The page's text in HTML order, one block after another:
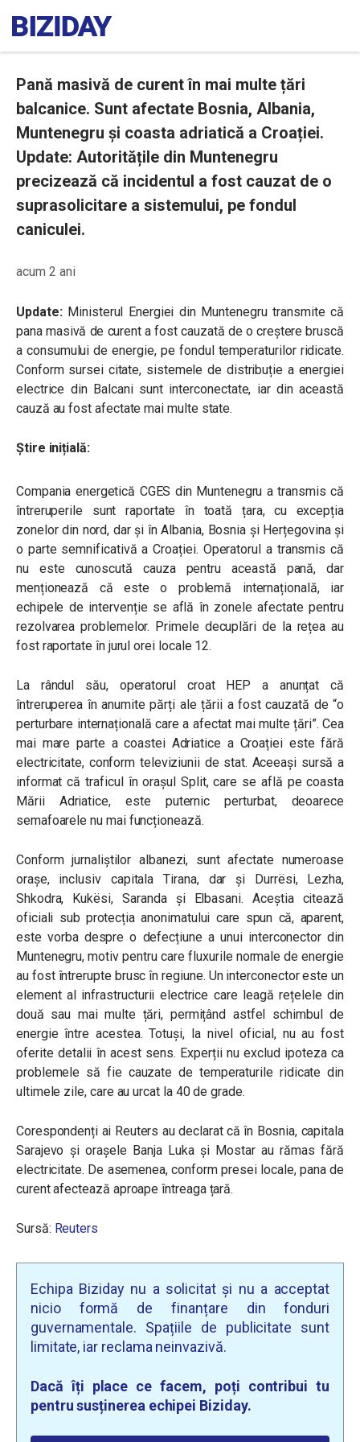
Pană masivă de curent în mai multe țări
balcanice. Sunt afectate Bosnia, Albania,
Muntenegru și coasta adriatică a Croației.
Update: Autoritățile din Muntenegru
precizează că incidentul a fost cauzat de o
suprasolicitare a sistemului, pe fondul
caniculei.
acum 2 ani
Update:Ministerul Energiei din Muntenegru transmite că
pana masivă de curent a fost cauzată de o creștere bruscă
a consumului de energie, pe fondul temperaturilor ridicate.
Conform sursei citate, sistemele de distribuție a energiei
electrice din Balcani sunt interconectate, iar din această
cauză au fost afectate mai multe state.
Știre inițială:
Compania energetică CGES din Muntenegru a transmis că
întreruperile sunt raportate în toată țara, cu excepția
zonelor din nord, dar și în Albania, Bosnia și Herțegovina și
o parte semnificativă a Croației. Operatorul a transmis că
nu este cunoscută cauza pentru această pană, dar
menționează că este o problemă internațională, iar
echipele de intervenție se află în zonele afectate pentru
rezolvarea problemelor. Primele decuplări de la rețea au
fost raportate în jurul orei locale 12.
La rândul său, operatorul croat HEP a anunțat că
întreruperea în anumite părți ale țării a fost cauzată de “o
perturbare internațională care a afectat mai multe țări”. Cea
mai mare parte a coastei Adriatice a Croației este fără
electricitate, conform televiziunii de stat. Aceeași sursă a
informat că traficul în orașul Split, care se află pe coasta
Mării Adriatice, este puternic perturbat, deoarece
semafoarele nu mai funcționează.
Conform jurnaliștilor albanezi, sunt afectate numeroase
orașe, inclusiv capitala Tirana, dar și Durrësi, Lezha,
Shkodra, Kukësi, Saranda și Elbasani. Aceștia citează
oficiali sub protecția anonimatului care spun că, aparent,
este vorba despre o defecțiune a unui interconector din
Muntenegru, motiv pentru care fluxurile normale de energie
au fost întrerupte brusc în regiune. Un interconector este un
element al infrastructurii electrice care leagă rețelele din
două sau mai multe țări, permițând astfel schimbul de
energie între acestea. Totuși, la nivel oficial, nu au fost
oferite detalii în acest sens. Experții nu exclud ipoteza ca
problemele să fie cauzate de temperaturile ridicate din
ultimele zile, care au urcat la 40 de grade.
Corespondenți ai Reuters au declarat că în Bosnia, capitala
Sarajevo și orașele Banja Luka și Mostar au rămas fără
electricitate. De asemenea, conform presei locale, pana de
curent afectează aproape întreaga țară.
Sursă: Reuters
Echipa Biziday nu a solicitat și nu a acceptat
nicio formă de finanțare din fonduri
guvernamentale. Spațiile de publicitate sunt
limitate, iar reclama neinvazivă.
Dacă îți place ce facem, poți contribui tu
pentru susținerea echipei Biziday.